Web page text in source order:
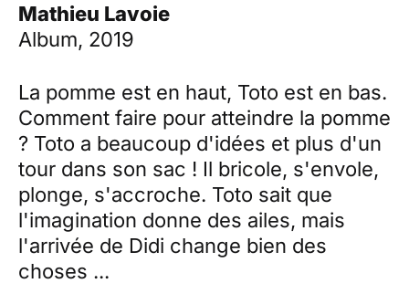
Mathieu Lavoie
Album, 2019
La pomme est en haut, Toto est en bas.
Comment faire pour atteindre la pomme
? Toto a beaucoup d'idées et plus d'un
tour dans son sac ! Il bricole, s'envole,
plonge, s'accroche. Toto sait que
l'imagination donne des ailes, mais
l'arrivée de Didi change bien des
choses ...